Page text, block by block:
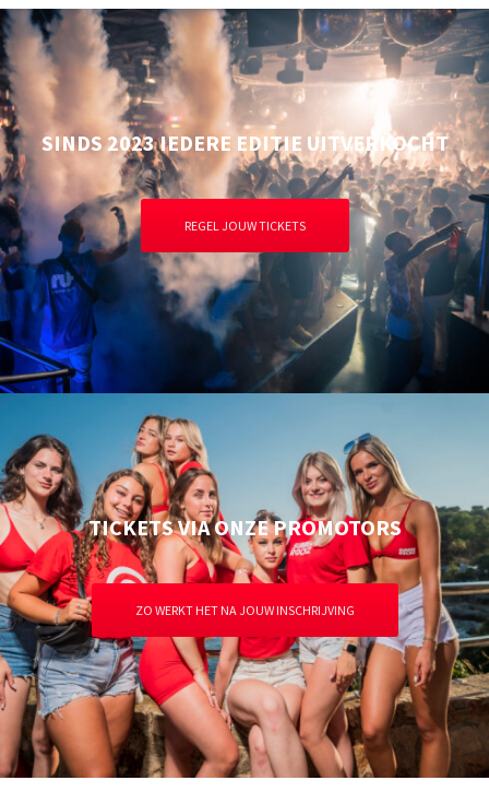
SINDS 2023 IEDERE EDITIE UITVERKOCHT
REGEL JOUW TICKETS
TICKETS VIA ONZE PROMOTORS
ZO WERKT HET NA JOUW INSCHRIJVING